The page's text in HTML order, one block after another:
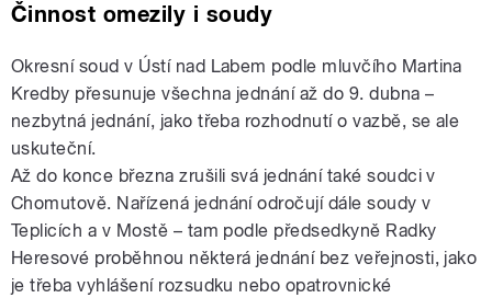
Činnost omezily i soudy
Okresní soud v Ústí nad Labem podle mluvčího Martina
Kredby přesunuje všechna jednání až do 9. dubna –
nezbytná jednání, jako třeba rozhodnutí o vazbě, se ale
uskuteční.
Až do konce března zrušili svá jednání také soudci v
Chomutově. Nařízená jednání odročují dále soudy v
Teplicích a v Mostě – tam podle předsedkyně Radky
Heresové proběhnou některá jednání bez veřejnosti, jako
je třeba vyhlášení rozsudku nebo opatrovnické